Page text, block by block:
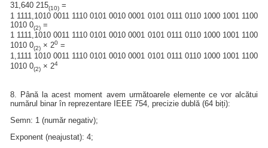
31,640 215(10) =
1 1111,1010 0011 1110 0101 0010 0001 0101 0111 0110 1000 1001 1100
1010 0(2) =
1 1111,1010 0011 1110 0101 0010 0001 0101 0111 0110 1000 1001 1100
1010 0(2) × 20 =
1,1111 1010 0011 1110 0101 0010 0001 0101 0111 0110 1000 1001 1100
1010 0(2) × 24
8. Până la acest moment avem următoarele elemente ce vor alcătui
numărul binar în reprezentare IEEE 754, precizie dublă (64 biți):
Semn: 1 (număr negativ);
Exponent (neajustat): 4;